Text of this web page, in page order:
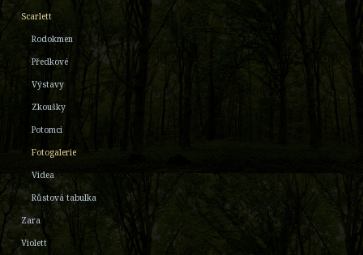
Scarlett
Rodokmen
Předkové
Výstavy
Zkoušky
Potomci
Fotogalerie
Videa
Růstová tabulka
Zara
Violett